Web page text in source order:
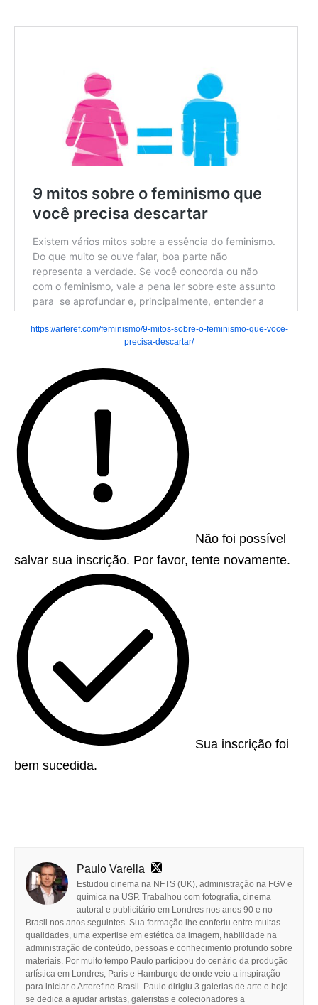
https://arteref.com/feminismo/9-mitos-sobre-o-feminismo-que-voce-
precisa-descartar/
Não foi possível
salvar sua inscrição. Por favor, tente novamente.
Sua inscrição foi
bem sucedida.
Paulo Varella
Estudou cinema na NFTS (UK), administração na FGV e
química na USP. Trabalhou com fotografia, cinema
autoral e publicitário em Londres nos anos 90 e no
Brasil nos anos seguintes. Sua formação lhe conferiu entre muitas
qualidades, uma expertise em estética da imagem, habilidade na
administração de conteúdo, pessoas e conhecimento profundo sobre
materiais. Por muito tempo Paulo participou do cenário da produção
artística em Londres, Paris e Hamburgo de onde veio a inspiração
para iniciar o Arteref no Brasil. Paulo dirigiu 3 galerias de arte e hoje
se dedica a ajudar artistas, galeristas e colecionadores a